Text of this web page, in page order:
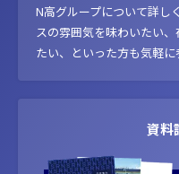
N高グループについて詳し
スの雰囲気を味わいたい
たい、といった方も気軽に
資料